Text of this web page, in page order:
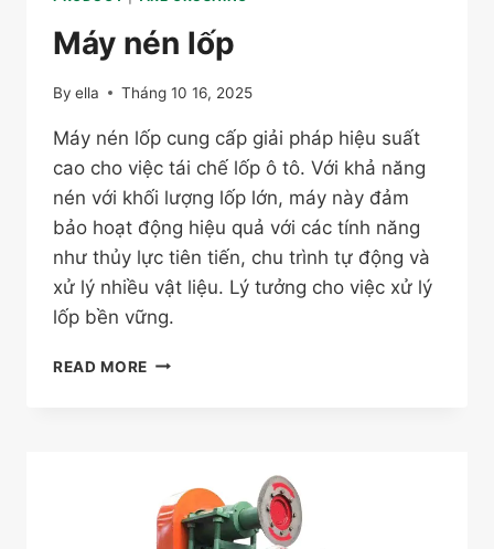
Máy nén lốp
By ella Tháng 10 16, 2025
Máy nén lốp cung cấp giải pháp hiệu suất
cao cho việc tái chế lốp ô tô. Với khả năng
nén với khối lượng lốp lớn, máy này đảm
bảo hoạt động hiệu quả với các tính năng
như thủy lực tiên tiến, chu trình tự động và
xử lý nhiều vật liệu. Lý tưởng cho việc xử lý
lốp bền vững.
READ MORE MÁY